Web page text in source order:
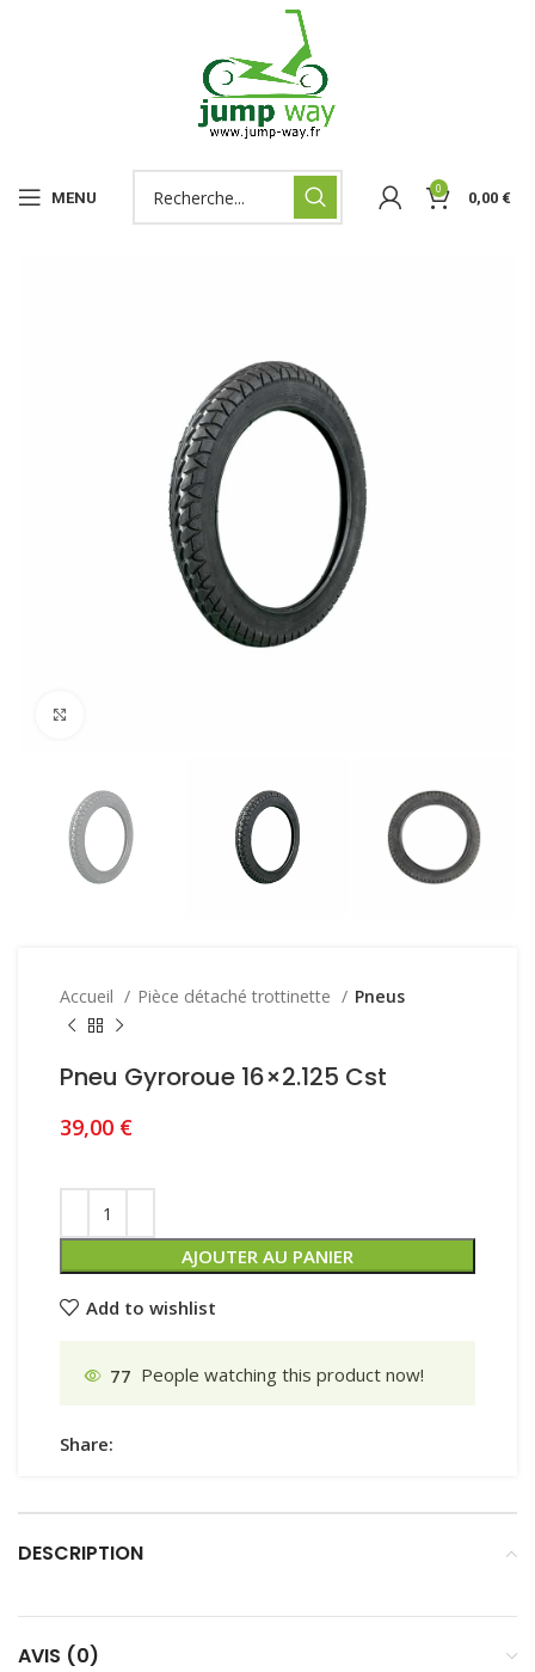
MENU 0 0,00 €
Accueil Pièce détaché trottinette Pneus
Pneu Gyroroue 16×2.125 Cst
39,00 €
AJOUTER AU PANIER
Add to wishlist
77 People watching this product now!
Share:
DESCRIPTION
AVIS (0)